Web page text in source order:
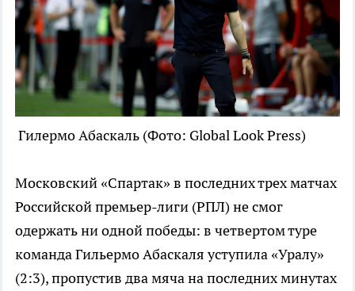
Гилермо Абаскаль (Фото: Global Look Press)
Московский «Спартак» в последних трех матчах
Российской премьер-лиги (РПЛ) не смог
одержать ни одной победы: в четвертом туре
команда Гильермо Абаскаля уступила «Уралу»
(2:3), пропустив два мяча на последних минутах